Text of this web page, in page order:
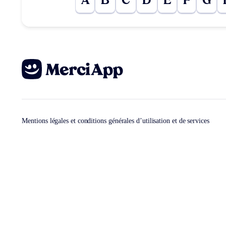
Mentions légales et conditions générales d’utilisation et de services